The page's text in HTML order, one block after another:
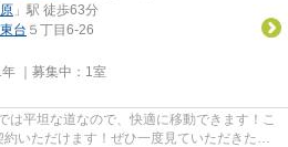
」駅 徒歩63分
東台 ５丁目6-26
｜募集中： 1室
は平坦な道なので、快適に移動できます！こ
いただけます！ぜひ一度見ていただきた